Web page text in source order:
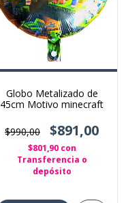
Globo Metalizado de
45cm Motivo minecraft
$990,00 $891,00
$801,90 con
Transferencia o
depósito